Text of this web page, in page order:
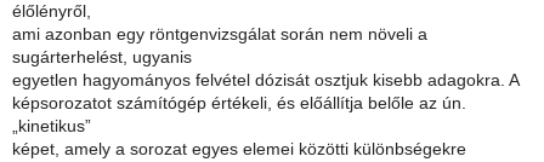
élőlényről,
ami azonban egy röntgenvizsgálat során nem növeli a
sugárterhelést, ugyanis
egyetlen hagyományos felvétel dózisát osztjuk kisebb adagokra. A
képsorozatot számítógép értékeli, és előállítja belőle az ún.
„kinetikus”
képet, amely a sorozat egyes elemei közötti különbségekre